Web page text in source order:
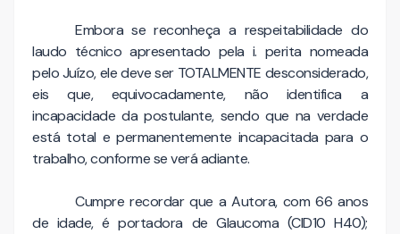
Embora se reconheça a respeitabilidade do
laudo técnico apresentado pela i. perita nomeada
pelo Juízo, ele deve ser TOTALMENTE desconsiderado,
eis que, equivocadamente, não identifica a
incapacidade da postulante, sendo que na verdade
está total e permanentemente incapacitada para o
trabalho, conforme se verá adiante.
Cumpre recordar que a Autora, com 66 anos
de idade, é portadora de Glaucoma (CID10 H40);